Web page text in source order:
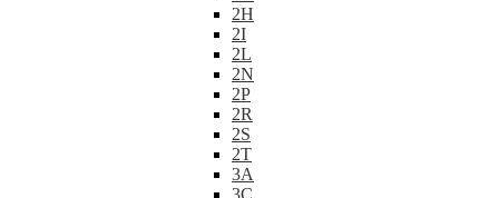
2H
2I
2L
2N
2P
2R
2S
2T
3A